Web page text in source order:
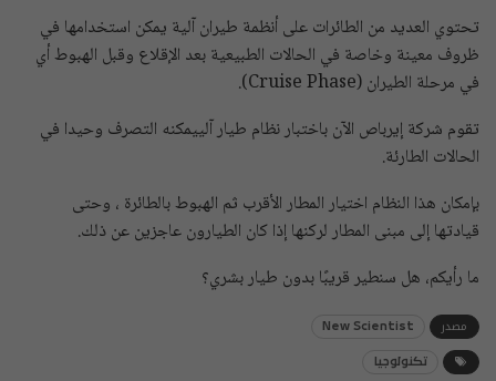
تحتوي العديد من الطائرات على أنظمة طيران آلية يمكن استخدامها في
ظروف معينة وخاصة في الحالات الطبيعية بعد الإقلاع وقبل الهبوط أي
في مرحلة الطيران (Cruise Phase).
تقوم شركة إيرباص الآن باختبار نظام طيار آلييمكنه التصرف وحيدا في
الحالات الطارئة.
بإمكان هذا النظام اختيار المطار الأقرب ثم الهبوط بالطائرة ، وحتى
قيادتها إلى مبنى المطار لركنها إذا كان الطيارون عاجزين عن ذلك.
ما رأيكم، هل سنطير قريبًا بدون طيار بشري؟
مصدر New Scientist
تكنولوجيا